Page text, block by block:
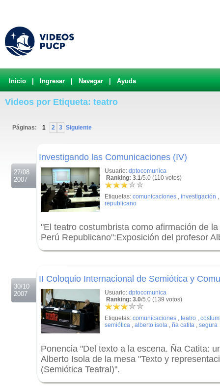
Inicio Ingresar Navegar Ayuda
Videos por Etiqueta: teatro
Páginas: 1 2 3 Siguiente
27/08
2007
Investigando las Comunicaciones (IV)
Usuario: dptocomunica
Ranking: 3.1/5.0 (110 votos)
Etiquetas: comunicaciones , investigación ,
republicano
"El teatro costumbrista como afirmación de
Perú Republicano":Exposición del profesor
30/10
2007
II Coloquio Internacional de Semiótica y
Usuario: dptocomunica
Ranking: 3.0/5.0 (139 votos)
Etiquetas: comunicaciones , teatro ,
semiótica , alberto isola , ña catita , segura
Ponencia "Del texto a la escena. Ña Catita:
Alberto Isola de la mesa "Texto y
(Semiótica Teatral)".